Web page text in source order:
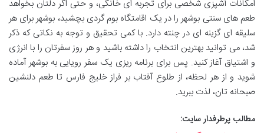
امکانات آشپزی شخصی برای تجربه ای خانگی، و حتی اگر دلتان بخواهد
طعم های سنتی بوشهر را در یک اقامتگاه بوم گردی بچشید، بوشهر برای هر
سلیقه ای گزینه ای در چنته دارد. با کمی تحقیق و توجه به نکاتی که ذکر
شد، می توانید بهترین انتخاب را داشته باشید و هر روز سفرتان را با انرژی
و اشتیاق آغاز کنید. پس برای برنامه ریزی یک سفر رویایی به بوشهر آماده
شوید و از هر لحظه، از طلوع آفتاب بر فراز خلیج فارس تا طعم دلنشین
صبحانه تان، لذت ببرید.
مطالب پرطرفدار سایت: